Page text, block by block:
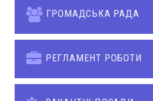
ГРОМАДСЬКА РАДА
РЕГЛАМЕНТ РОБОТИ